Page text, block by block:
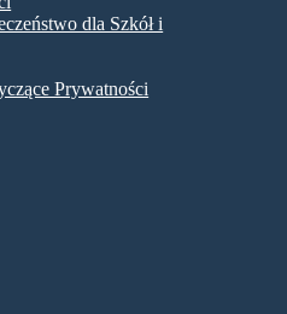
dla Szkół i
Prywatności